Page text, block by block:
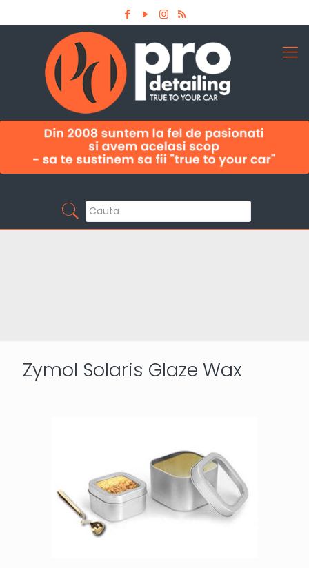
Zymol Solaris Glaze Wax
Aboneaza-te la newsletter
Pro Detailing
Sunt primul care afla noutatile din domeniu la